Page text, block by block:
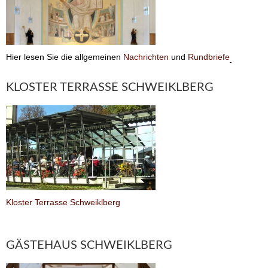
Hier lesen Sie die allgemeinen Nachrichten und Rundbriefe
KLOSTER TERRASSE SCHWEIKLBERG
Kloster Terrasse Schweiklberg
GÄSTEHAUS SCHWEIKLBERG